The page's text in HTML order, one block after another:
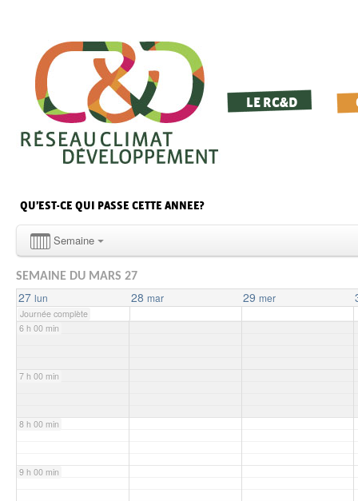
LE RC&D
QU’EST-CE QUI PASSE CETTE ANNEE?
Semaine
SEMAINE DU MARS 27
27 lun 28 mar 29 mer
Journée complète
0 h 00 min
1 h 00 min
2 h 00 min
4 h 00 min
5 h 00 min
6 h 00 min
7 h 00 min
8 h 00 min
9 h 00 min